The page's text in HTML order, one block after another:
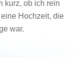
kurz, ob ich rein
Hochzeit, die
war.